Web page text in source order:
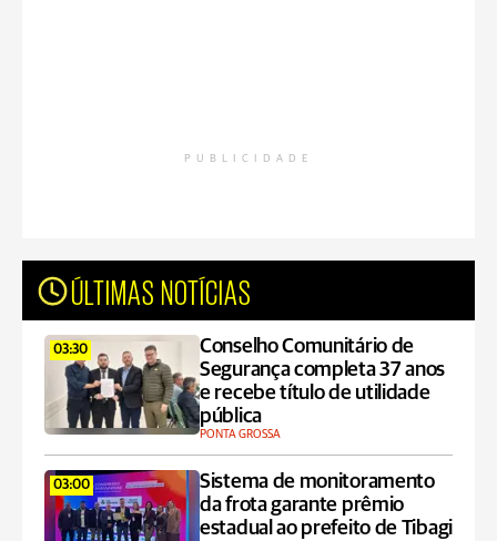
PUBLICIDADE
ÚLTIMAS NOTÍCIAS
03:30
Conselho Comunitário de
Segurança completa 37 anos
e recebe título de utilidade
pública
PONTA GROSSA
03:00
Sistema de monitoramento
da frota garante prêmio
estadual ao prefeito de Tibagi